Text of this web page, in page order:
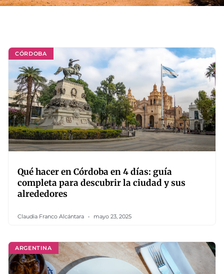
CÓRDOBA
Qué hacer en Córdoba en 4 días: guía
completa para descubrir la ciudad y sus
alrededores
Claudia Franco Alcántara mayo 23, 2025
ARGENTINA